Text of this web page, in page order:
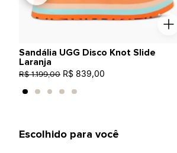
Sandália UGG Disco Knot Slide
Laranja
R$ 1.199,00 R$ 839,00
Escolhido para você